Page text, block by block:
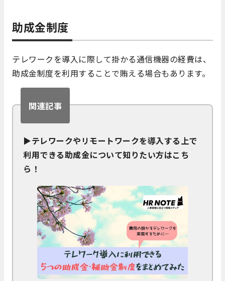
助成金制度
テレワークを導入に際して掛かる通信機器の経費は、
助成金制度を利用することで賄える場合もあります。
関連記事
▶テレワークやリモートワークを導入する上で
利用できる助成金について知りたい方はこち
ら！